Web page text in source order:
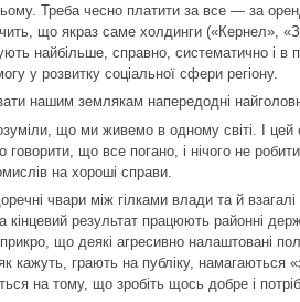
Треба чесно платити за все — за
що якраз саме холдинги («Кернел»,
найбільше, справно, систематично і в
у розвитку соціальної сфери регіону.
нашим землякам напередодні
що ми живемо в одному світі. І цей
що все погано, і нічого не
на хороші справи.
чвари між гілками влади та й
кінцевий результат працюють районні
що деякі агресивно налаштовані
кажуть, грають на публіку, намагаються
на тому, що зробіть щось добре і